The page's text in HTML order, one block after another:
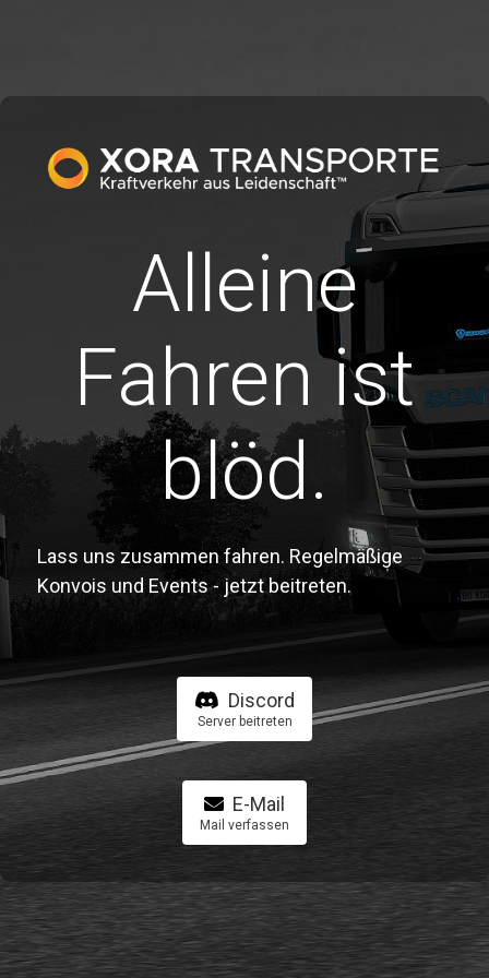
Alleine
Fahren ist
blöd.
Lass uns zusammen fahren. Regelmäßige
Konvois und Events - jetzt beitreten.
Discord
Server beitreten
E-Mail
Mail verfassen